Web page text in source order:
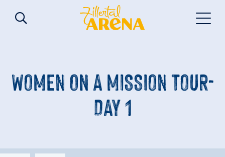
WOMEN ON A MISSION TOUR-
DAY 1